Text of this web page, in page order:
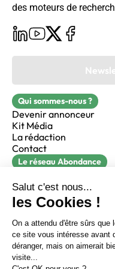
Sur LinkedIn
Sur X
des moteurs de
Qui sommes-nous ?
Devenir annonceur
Kit Média
La rédaction
Contact
Le réseau Abondance
Réacteur
alfie formation